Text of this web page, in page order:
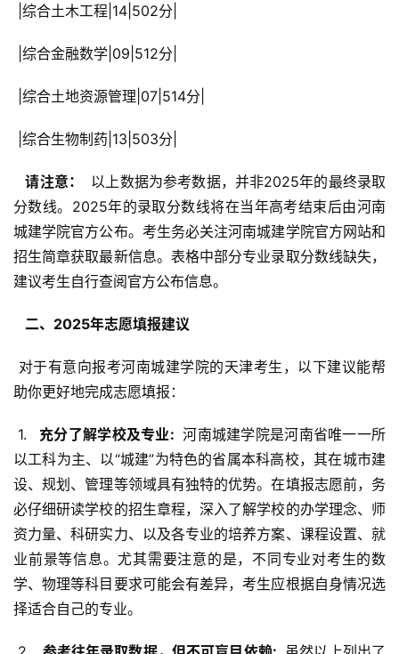
|综合土木工程|14|502分|
|综合金融数学|09|512分|
|综合土地资源管理|07|514分|
|综合生物制药|13|503分|
  请注意：
以上数据为参考数据，并非2025年的最终录取
分数线。2025年的录取分数线将在当年高考结束后由河南
城建学院官方公布。考生务必关注河南城建学院官方网站和
招生简章获取最新信息。表格中部分专业录取分数线缺失，
建议考生自行查阅官方公布信息。
  二、2025年志愿填报建议
助你更好地完成志愿填报：
1.
  充分了解学校及专业:
河南城建学院是河南省唯一一所
以工科为主、以“城建”为特色的省属本科高校，其在城市建
设、规划、管理等领域具有独特的优势。在填报志愿前，务
必仔细研读学校的招生章程，深入了解学校的办学理念、师
资力量、科研实力、以及各专业的培养方案、课程设置、就
业前景等信息。尤其需要注意的是，不同专业对考生的数
学、物理等科目要求可能会有差异，考生应根据自身情况选
择适合自己的专业。